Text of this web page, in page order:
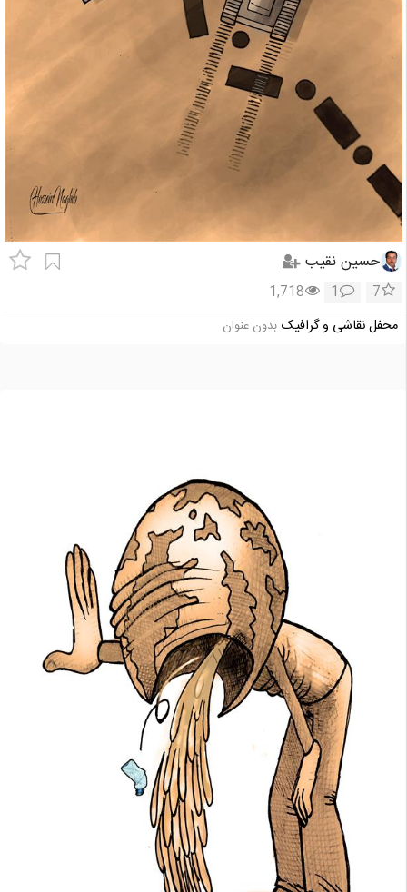
حسین نقیب
7
1
1,718
محفل نقاشی و گرافیک بدون عنوان